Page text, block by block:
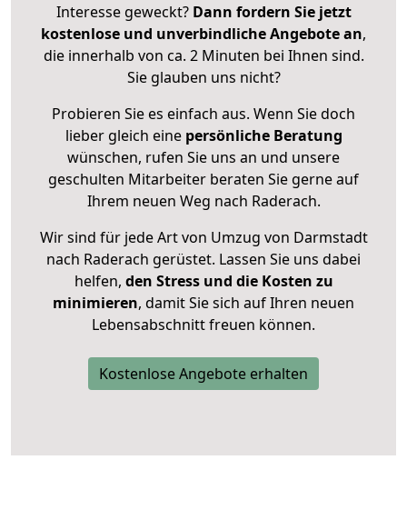
Interesse geweckt? Dann fordern Sie jetzt
kostenlose und unverbindliche Angebote an,
die innerhalb von ca. 2 Minuten bei Ihnen sind.
Sie glauben uns nicht?
Probieren Sie es einfach aus. Wenn Sie doch
lieber gleich eine persönliche Beratung
wünschen, rufen Sie uns an und unsere
geschulten Mitarbeiter beraten Sie gerne auf
Ihrem neuen Weg nach Raderach.
Wir sind für jede Art von Umzug von Darmstadt
nach Raderach gerüstet. Lassen Sie uns dabei
helfen, den Stress und die Kosten zu
minimieren, damit Sie sich auf Ihren neuen
Lebensabschnitt freuen können.
Kostenlose Angebote erhalten